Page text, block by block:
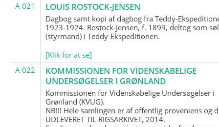
A 021
LOUIS ROSTOCK-JENSEN
Dagbog samt kopi af dagbog fra Teddy-
1923-1924. Rostock-Jensen, f. 1899, deltog som
(styrmand) i Teddy-Ekspeditionen.
[Klik for at se]
A 022
KOMMISSIONEN FOR VIDENSKABELIGE
UNDERSØGELSER I GRØNLAND
Kommissionen for Videnskabelige Undersøgelser i
Grønland (KVUG).
NB!!! Hele samlingen er af offentlig proveniens og
UDLEVERET TIL RIGSARKIVET, 2014.